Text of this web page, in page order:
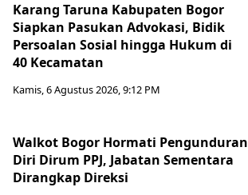
Karang Taruna Kabupaten Bogor
Siapkan Pasukan Advokasi, Bidik
Persoalan Sosial hingga Hukum di
40 Kecamatan
Kamis, 6 Agustus 2026, 9:12 PM
Walkot Bogor Hormati Pengunduran
Diri Dirum PPJ, Jabatan Sementara
Dirangkap Direksi